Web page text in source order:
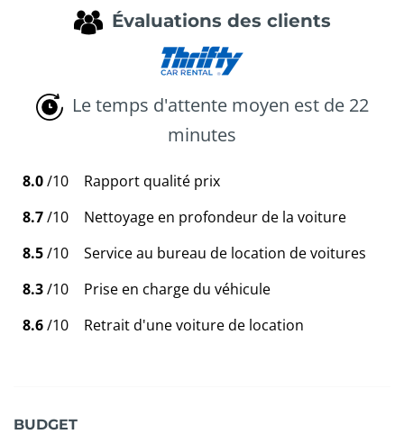
Évaluations des clients
Le temps d'attente moyen est de 22
minutes
8.0/10
Rapport qualité prix
8.7/10
Nettoyage en profondeur de la voiture
8.5/10
Service au bureau de location de voitures
8.3/10
Prise en charge du véhicule
8.6/10 Retrait d'une voiture de location
BUDGET